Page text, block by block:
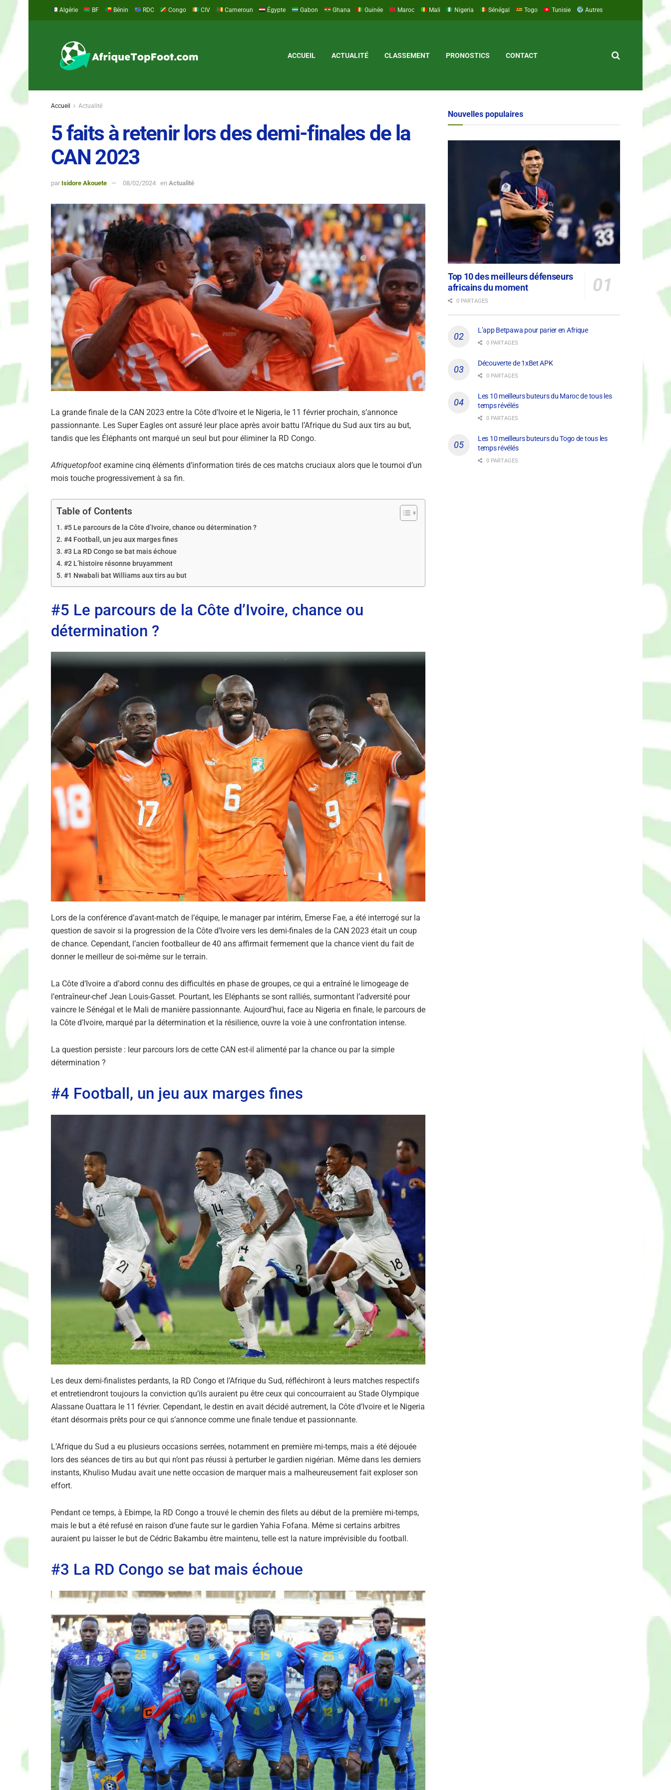
Algérie BF Bénin RDC Congo CIV Cameroun Égypte Gabon Ghana Guinée Maroc Mali Nigeria Sénégal Togo Tunisie Autres
ACCUEIL ACTUALITÉ CLASSEMENT PRONOSTICS CONTACT
Accueil Actualité
5 faits à retenir lors des demi-finales de la
CAN 2023
par Isidore Akouete 08/02/2024 en Actualité
La grande finale de la CAN 2023 entre la Côte d’Ivoire et le Nigeria, le 11 février prochain, s’annonce
passionnante. Les Super Eagles ont assuré leur place après avoir battu l’Afrique du Sud aux tirs au but,
tandis que les Éléphants ont marqué un seul but pour éliminer la RD Congo.
Afriquetopfoot examine cinq éléments d’information tirés de ces matchs cruciaux alors que le tournoi d’un
mois touche progressivement à sa fin.
Table of Contents
#5 Le parcours de la Côte d’Ivoire, chance ou détermination ?
#4 Football, un jeu aux marges fines
#3 La RD Congo se bat mais échoue
#2 L’histoire résonne bruyamment
#1 Nwabali bat Williams aux tirs au but
#5 Le parcours de la Côte d’Ivoire, chance ou
détermination ?
Lors de la conférence d’avant-match de l’équipe, le manager par intérim, Emerse Fae, a été interrogé sur la
question de savoir si la progression de la Côte d’Ivoire vers les demi-finales de la CAN 2023 était un coup
de chance. Cependant, l’ancien footballeur de 40 ans affirmait fermement que la chance vient du fait de
donner le meilleur de soi-même sur le terrain.
La Côte d’Ivoire a d’abord connu des difficultés en phase de groupes, ce qui a entraîné le limogeage de
l’entraîneur-chef Jean Louis-Gasset. Pourtant, les Eléphants se sont ralliés, surmontant l’adversité pour
vaincre le Sénégal et le Mali de manière passionnante. Aujourd’hui, face au Nigeria en finale, le parcours de
la Côte d’Ivoire, marqué par la détermination et la résilience, ouvre la voie à une confrontation intense.
La question persiste : leur parcours lors de cette CAN est-il alimenté par la chance ou par la simple
détermination ?
#4 Football, un jeu aux marges fines
Les deux demi-finalistes perdants, la RD Congo et l’Afrique du Sud, réfléchiront à leurs matches respectifs
et entretiendront toujours la conviction qu’ils auraient pu être ceux qui concourraient au Stade Olympique
Alassane Ouattara le 11 février. Cependant, le destin en avait décidé autrement, la Côte d’Ivoire et le Nigeria
étant désormais prêts pour ce qui s’annonce comme une finale tendue et passionnante.
L’Afrique du Sud a eu plusieurs occasions serrées, notamment en première mi-temps, mais a été déjouée
lors des séances de tirs au but qui n’ont pas réussi à perturber le gardien nigérian. Même dans les derniers
instants, Khuliso Mudau avait une nette occasion de marquer mais a malheureusement fait exploser son
effort.
Pendant ce temps, à Ebimpe, la RD Congo a trouvé le chemin des filets au début de la première mi-temps,
mais le but a été refusé en raison d’une faute sur le gardien Yahia Fofana. Même si certains arbitres
auraient pu laisser le but de Cédric Bakambu être maintenu, telle est la nature imprévisible du football.
#3 La RD Congo se bat mais échoue
Nouvelles populaires
Top 10 des meilleurs défenseurs
africains du moment
0 PARTAGES
L’app Betpawa pour parier en Afrique
0 PARTAGES
Découverte de 1xBet APK
0 PARTAGES
Les 10 meilleurs buteurs du Maroc de tous les
temps révélés
0 PARTAGES
Les 10 meilleurs buteurs du Togo de tous les
temps révélés
0 PARTAGES